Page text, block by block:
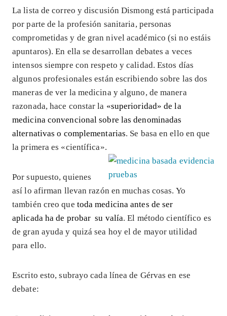
La lista de correo y discusión Dismong está participada
por parte de la profesión sanitaria, personas
comprometidas y de gran nivel académico (si no estáis
apuntaros). En ella se desarrollan debates a veces
intensos siempre con respeto y calidad. Estos días
algunos profesionales están escribiendo sobre las dos
maneras de ver la medicina y alguno, de manera
razonada, hace constar la «superioridad» de la
medicina convencional sobre las denominadas
alternativas o complementarias. Se basa en ello en que
la primera es «científica».
Por supuesto, quienes
así lo afirman llevan razón en muchas cosas. Yo
también creo que toda medicina antes de ser
aplicada ha de probar su valía. El método científico es
de gran ayuda y quizá sea hoy el de mayor utilidad
para ello.
Escrito esto, subrayo cada línea de Gérvas en ese
debate: